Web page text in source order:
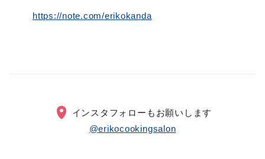
https://note.com/erikokanda
インスタフォローもお願いします
@erikocookingsalon